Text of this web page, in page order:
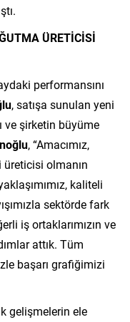
ÜRETİCİSİ
performansını
, satışa sunulan yeni
ve şirketin büyüme
, “Amacımız,
üreticisi olmanın
kaliteli
sektörde fark
iş ortaklarımızın ve
attık. Tüm
başarı grafiğimizi
gelişmelerin ele